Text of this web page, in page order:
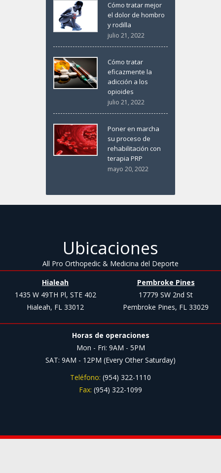
Cómo tratar mejor
el dolor de hombro
y rodilla
julio 21, 2022
Cómo tratar
eficazmente la
adicción a los
opioides
julio 21, 2022
Poner en marcha
su proceso de
rehabilitación con
terapia PRP
mayo 20, 2022
Ubicaciones
All Pro Orthopedic & Medicina del Deporte
Hialeah
1435 W 49TH Pl, STE 402
Hialeah, FL 33012
Pembroke Pines
17779 SW 2nd St
Pembroke Pines, FL 33029
Horas de operaciones
Mon - Fri: 9AM - 5PM
SAT: 9AM - 12PM (Every Other Saturday)
Teléfono: (954) 322-1110
Fax: (954) 322-1099